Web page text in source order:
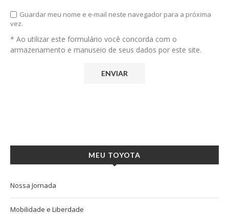
Guardar meu nome e e-mail neste navegador para a próxima
vez.
* Ao utilizar este formulário você concorda com o
armazenamento e manuseio de seus dados por este site.
MEU TOYOTA
Nossa Jornada
Mobilidade e Liberdade